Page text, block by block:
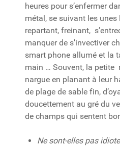
heures pour s’enfermer
métal, se suivant les unes
repartant, freinant,
manquer de s’invectiver
smart phone allumé et la
main … Souvent, la petite
nargue en planant à leur
de plage de sable fin,
doucettement au gré du
de champs qui sentent
Ne sont-elles pas